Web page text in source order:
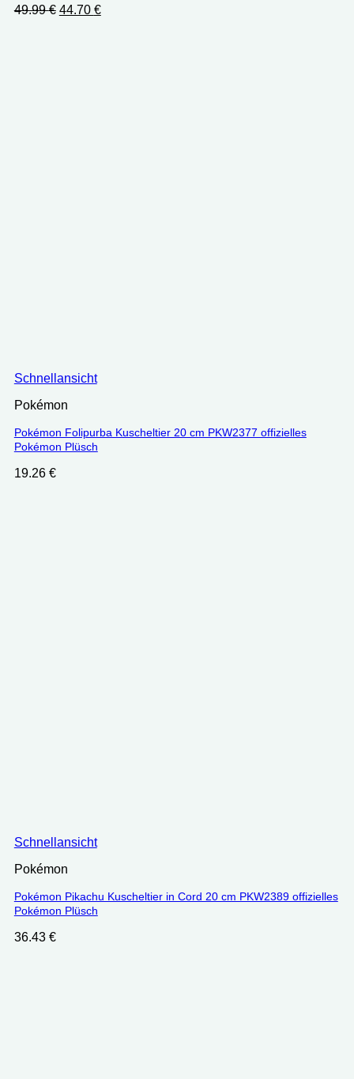
49.99€ Ursprünglicher
44.70 €Aktueller
Schnellansicht
Pokémon
Pokémon Folipurba Kuscheltier 20 cm PKW2377 offizielles
Pokémon Plüsch
19.26 €
Schnellansicht
Pokémon
Pokémon Pikachu Kuscheltier in Cord 20 cm PKW2389 offizielles
Pokémon Plüsch
36.43 €